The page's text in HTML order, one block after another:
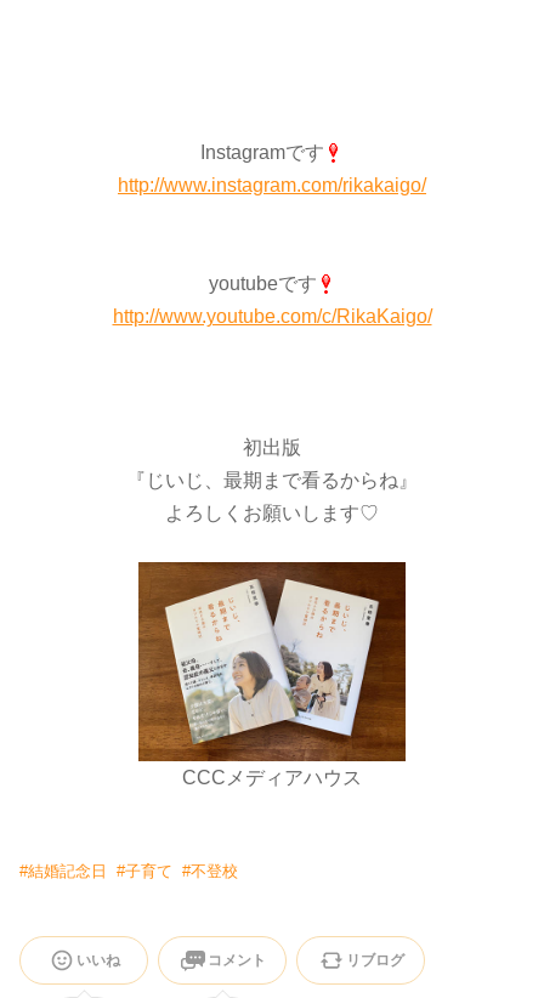
Instagramです
http://www.instagram.com/rikakaigo/
youtubeです
http://www.youtube.com/c/RikaKaigo/
初出版
『じいじ、最期まで看るからね』
よろしくお願いします♡
CCCメディアハウス
#結婚記念日 #子育て #不登校
いいね コメント リブログ